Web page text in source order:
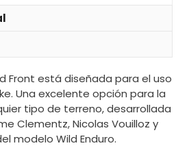
Front está diseñada para el uso
Una excelente opción para la
tipo de terreno, desarrollada
Clementz, Nicolas Vouilloz y
modelo Wild Enduro.